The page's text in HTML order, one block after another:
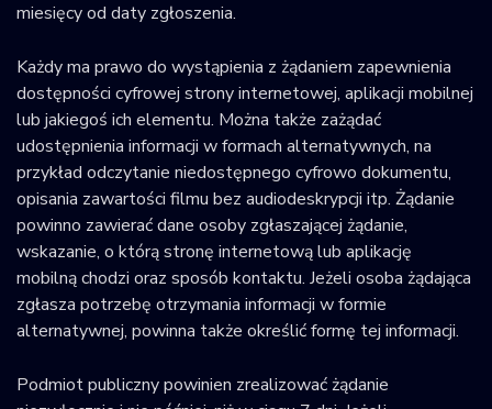
miesięcy od daty zgłoszenia.
Każdy ma prawo do wystąpienia z żądaniem zapewnienia
dostępności cyfrowej strony internetowej, aplikacji mobilnej
lub jakiegoś ich elementu. Można także zażądać
udostępnienia informacji w formach alternatywnych, na
przykład odczytanie niedostępnego cyfrowo dokumentu,
opisania zawartości filmu bez audiodeskrypcji itp. Żądanie
powinno zawierać dane osoby zgłaszającej żądanie,
wskazanie, o którą stronę internetową lub aplikację
mobilną chodzi oraz sposób kontaktu. Jeżeli osoba żądająca
zgłasza potrzebę otrzymania informacji w formie
alternatywnej, powinna także określić formę tej informacji.
Podmiot publiczny powinien zrealizować żądanie